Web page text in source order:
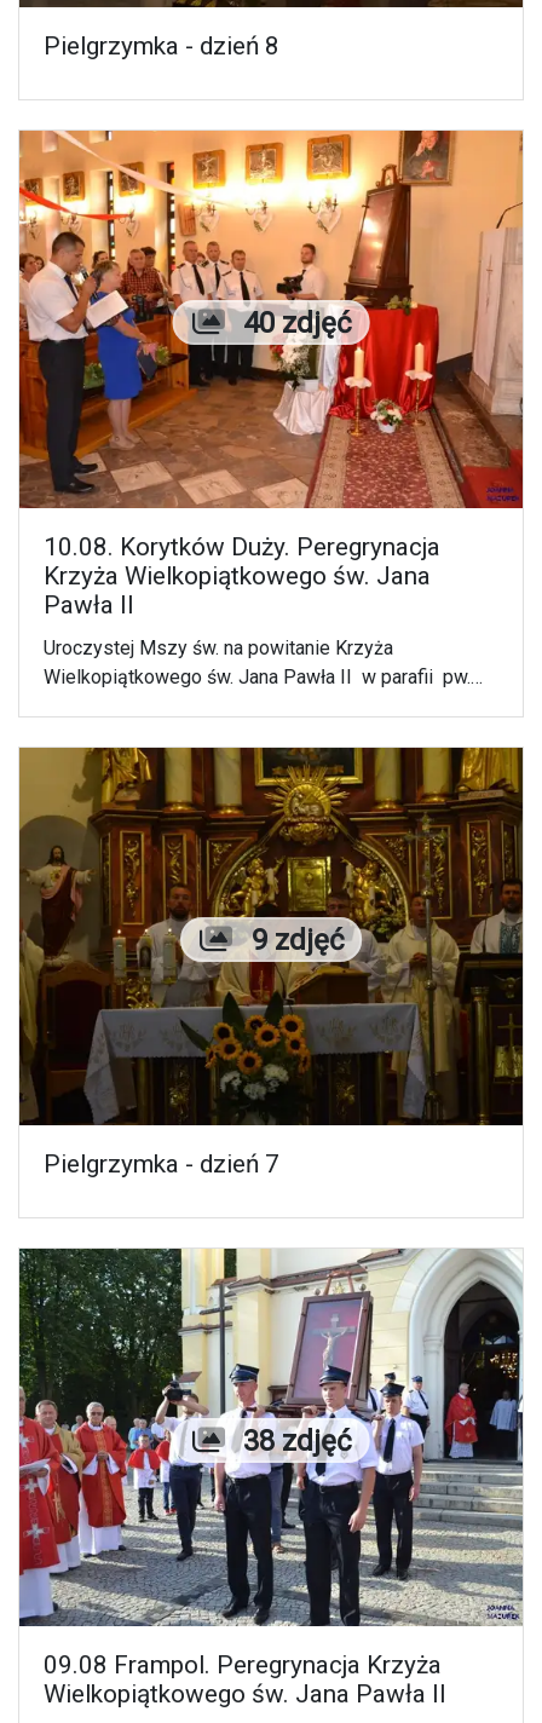
Pielgrzymka - dzień 8
Liczba zdjęć
40 zdjęć
10.08. Korytków Duży. Peregrynacja
Krzyża Wielkopiątkowego św. Jana
Pawła II
Uroczystej Mszy św. na powitanie Krzyża
Wielkopiątkowego św. Jana Pawła II w parafii pw.
Liczba zdjęć
9 zdjęć
Pielgrzymka - dzień 7
Liczba zdjęć
38 zdjęć
09.08 Frampol. Peregrynacja Krzyża
Wielkopiątkowego św. Jana Pawła II